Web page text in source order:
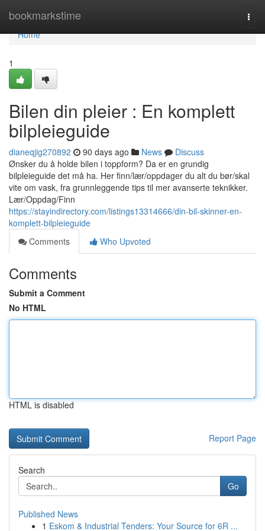
bookmarkstime
Home
Home
1
Bilen din pleier : En komplett
bilpleieguide
dianeqjig270892 90 days ago News
Discuss
Ønsker du å holde bilen i toppform? Da er en grundig
bilpleieguide det må ha. Her finn/lær/oppdager du alt du bør/skal
vite om vask, fra grunnleggende tips til mer avanserte teknikker.
Lær/Oppdag/Finn
https://stayindirectory.com/listings13314666/din-bil-skinner-en-
komplett-bilpleieguide
Comments
Who Upvoted
Comments
Submit a Comment
No HTML
HTML is disabled
Report Page
Search
Go
Published News
1 Eskom & Industrial Tenders: Your Source for 6R ...